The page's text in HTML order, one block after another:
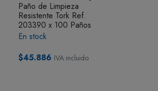
Paño de Limpieza
Resistente Tork Ref.
203390 x 100 Paños
En stock
$45.886 IVA incluido